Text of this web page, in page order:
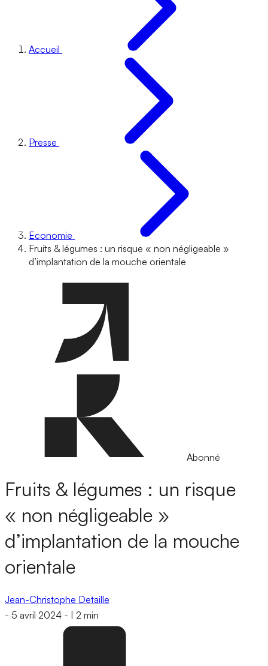
Accueil
Presse
Economie
Fruits & légumes : un risque « non négligeable »
d’implantation de la mouche orientale
Abonné
Fruits & légumes : un risque
« non négligeable »
d’implantation de la mouche
orientale
Jean-Christophe Detaille
- 5 avril 2024 - 2 min